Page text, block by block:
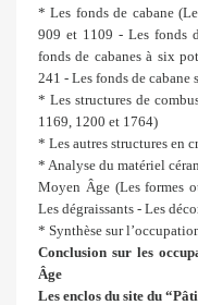
* Les fonds de cabane
909 et 1109 - Les fonds
fonds de cabanes à six
241 - Les fonds de cabane
* Les structures de
1169, 1200 et 1764)
* Les autres structures en
* Analyse du matériel
Moyen Âge (Les formes
Les dégraissants - Les
* Synthèse sur
Conclusion sur les
Âge
Les enclos du site du